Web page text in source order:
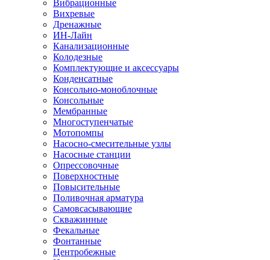
Вибрационные
Вихревые
Дренажные
ИН-Лайн
Канализационные
Колодезные
Комплектующие и аксессуары
Конденсатные
Консольно-моноблочные
Консольные
Мембранные
Многоступенчатые
Мотопомпы
Насосно-смесительные узлы
Насосные станции
Опрессовочные
Поверхностные
Повысительные
Поливочная арматура
Самовсасывающие
Скважинные
Фекальные
Фонтанные
Центробежные